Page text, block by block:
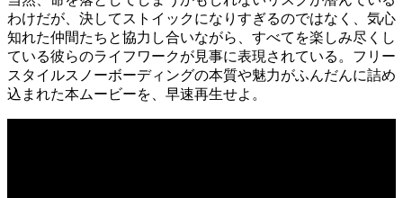
わけだが、決してストイックになりすぎるのではなく、気心
知れた仲間たちと協力し合いながら、すべてを楽しみ尽くし
ている彼らのライフワークが見事に表現されている。フリー
スタイルスノーボーディングの本質や魅力がふんだんに詰め
込まれた本ムービーを、早速再生せよ。